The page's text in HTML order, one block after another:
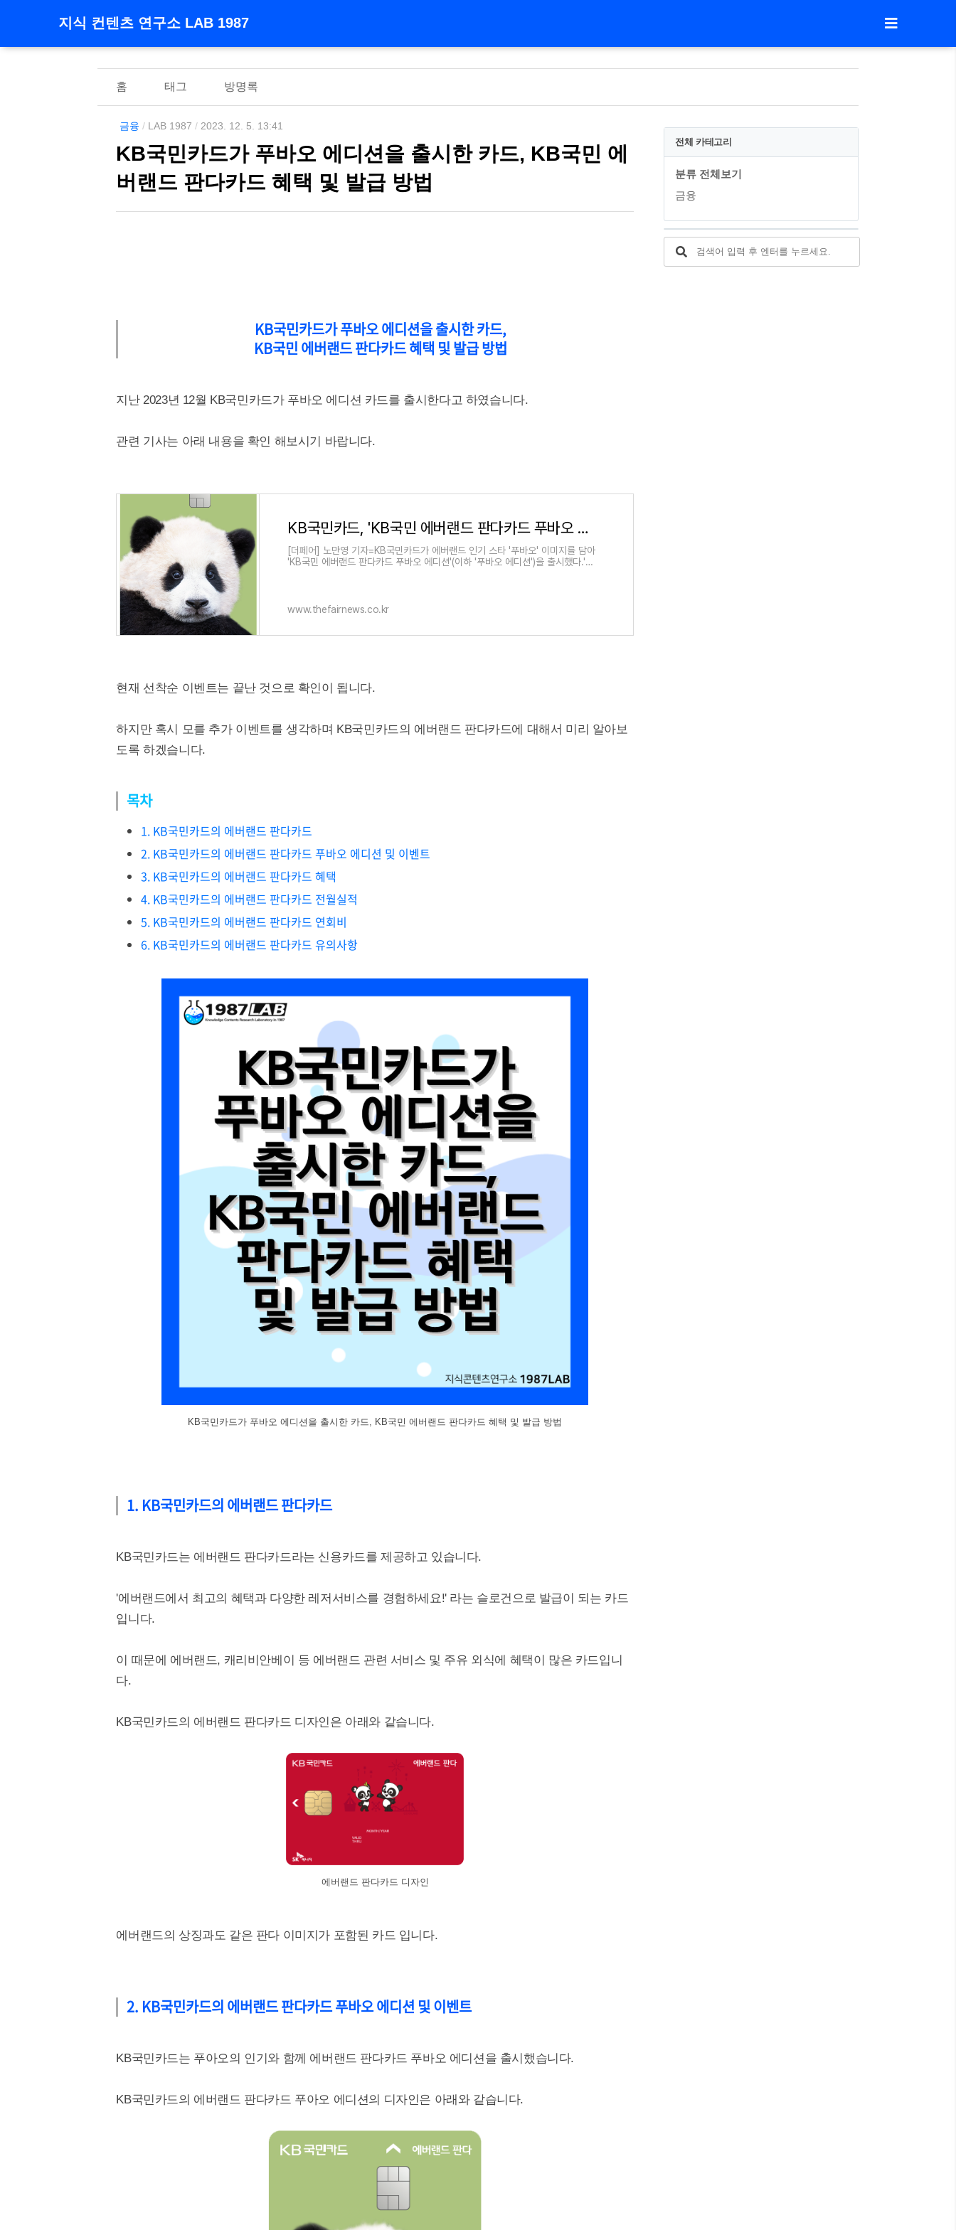
지식 컨텐츠 연구소 LAB 1987
홈 태그 방명록
금융 / LAB 1987 / 2023. 12. 5. 13:41
KB국민카드가 푸바오 에디션을 출시한 카드, KB국민 에
버랜드 판다카드 혜택 및 발급 방법
KB국민카드가 푸바오 에디션을 출시한 카드,
KB국민 에버랜드 판다카드 혜택 및 발급 방법
지난 2023년 12월 KB국민카드가 푸바오 에디션 카드를 출시한다고 하였습니다.
관련 기사는 아래 내용을 확인 해보시기 바랍니다.
KB국민카드, 'KB국민 에버랜드 판다카드 푸바오 에디션' 출시
[더페어] 노만영 기자=KB국민카드가 에버랜드 인기 스타 '푸바오' 이미지를 담아
'KB국민 에버랜드 판다카드 푸바오 에디션'(이하 '푸바오 에디션')을 출시했다.'푸
www.thefairnews.co.kr
현재 선착순 이벤트는 끝난 것으로 확인이 됩니다.
하지만 혹시 모를 추가 이벤트를 생각하며 KB국민카드의 에버랜드 판다카드에 대해서 미리 알아보
도록 하겠습니다.
목차
1. KB국민카드의 에버랜드 판다카드
2. KB국민카드의 에버랜드 판다카드 푸바오 에디션 및 이벤트
3. KB국민카드의 에버랜드 판다카드 혜택
4. KB국민카드의 에버랜드 판다카드 전월실적
5. KB국민카드의 에버랜드 판다카드 연회비
6. KB국민카드의 에버랜드 판다카드 유의사항
KB국민카드가 푸바오 에디션을 출시한 카드, KB국민 에버랜드 판다카드 혜택 및 발급 방법
1. KB국민카드의 에버랜드 판다카드
KB국민카드는 에버랜드 판다카드라는 신용카드를 제공하고 있습니다.
'에버랜드에서 최고의 혜택과 다양한 레저서비스를 경험하세요!' 라는 슬로건으로 발급이 되는 카드
입니다.
이 때문에 에버랜드, 캐리비안베이 등 에버랜드 관련 서비스 및 주유 외식에 혜택이 많은 카드입니
다.
KB국민카드의 에버랜드 판다카드 디자인은 아래와 같습니다.
에버랜드 판다카드 디자인
에버랜드의 상징과도 같은 판다 이미지가 포함된 카드 입니다.
2. KB국민카드의 에버랜드 판다카드 푸바오 에디션 및 이벤트
KB국민카드는 푸아오의 인기와 함께 에버랜드 판다카드 푸바오 에디션을 출시했습니다.
KB국민카드의 에버랜드 판다카드 푸아오 에디션의 디자인은 아래와 같습니다.
전체 카테고리
분류 전체보기
금융